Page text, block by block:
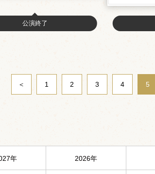
公演終了
＜ 1 2 3 4 5
年 2026年